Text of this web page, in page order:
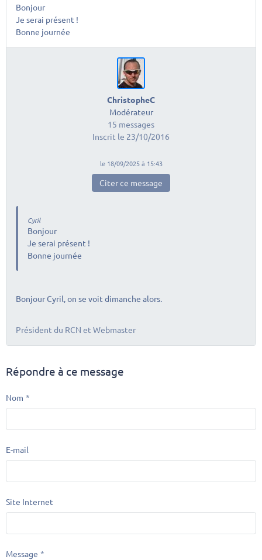
Bonjour
Je serai présent !
Bonne journée
ChristopheC
Modérateur
15 messages
Inscrit le 23/10/2016
le 18/09/2025 à 15:43
Citer ce message
Cyril
Bonjour
Je serai présent !
Bonne journée
Bonjour Cyril, on se voit dimanche alors.
Président du RCN et Webmaster
Répondre à ce message
Nom
E-mail
Site Internet
Message